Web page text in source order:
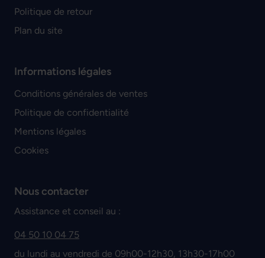
Politique de retour
Plan du site
Informations légales
Conditions générales de ventes
Politique de confidentialité
Mentions légales
Cookies
Nous contacter
Assistance et conseil au :
04 50 10 04 75
du lundi au vendredi de 09h00-12h30, 13h30-17h00